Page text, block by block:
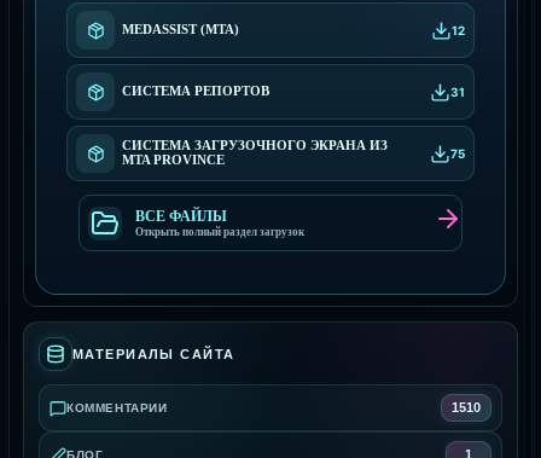
MEDASSIST (MTA) 12
СИСТЕМА РЕПОРТОВ 31
СИСТЕМА ЗАГРУЗОЧНОГО ЭКРАНА ИЗ
MTA PROVINCE
75
ВСЕ ФАЙЛЫ
Открыть полный раздел загрузок
МАТЕРИАЛЫ САЙТА
КОММЕНТАРИИ 1510
БЛОГ 1